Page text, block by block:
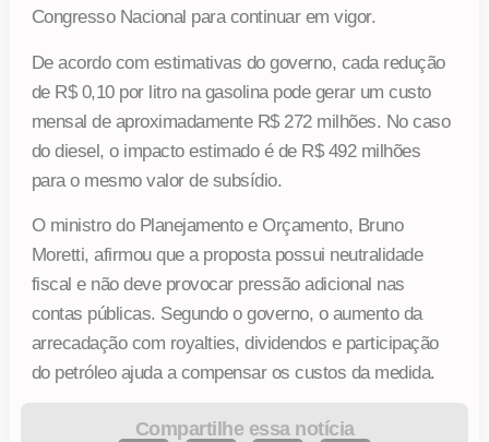
Congresso Nacional para continuar em vigor.
De acordo com estimativas do governo, cada redução
de R$ 0,10 por litro na gasolina pode gerar um custo
mensal de aproximadamente R$ 272 milhões. No caso
do diesel, o impacto estimado é de R$ 492 milhões
para o mesmo valor de subsídio.
O ministro do Planejamento e Orçamento, Bruno
Moretti, afirmou que a proposta possui neutralidade
fiscal e não deve provocar pressão adicional nas
contas públicas. Segundo o governo, o aumento da
arrecadação com royalties, dividendos e participação
do petróleo ajuda a compensar os custos da medida.
Compartilhe essa notícia